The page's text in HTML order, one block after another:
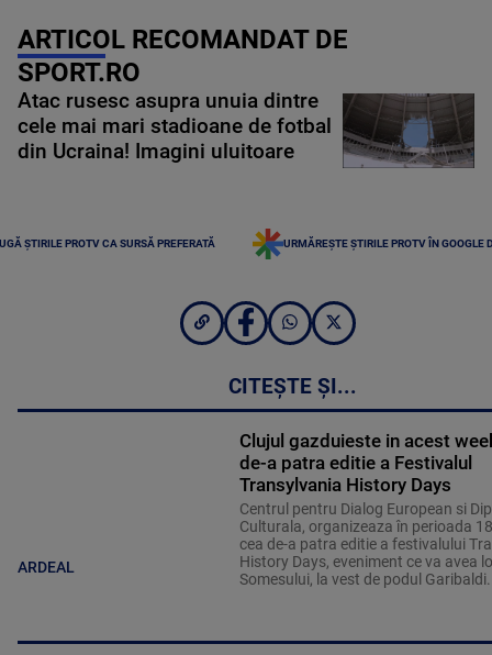
ARTICOL RECOMANDAT DE
SPORT.RO
Atac rusesc asupra unuia dintre
cele mai mari stadioane de fotbal
din Ucraina! Imagini uluitoare
ȘTIRILE PROTV CA SURSĂ PREFERATĂ URMĂREȘTE ȘTIRILE PROTV ÎN GOOGLE
CITEȘTE ȘI...
ARDEAL
Clujul gazduieste in acest
de-a patra editie a Festivalul
Transylvania History Days
Centrul pentru Dialog European si
Culturala, organizeaza în perioada
cea de-a patra editie a festivalului
History Days, eveniment ce va avea
Somesului, la vest de podul Garibaldi.